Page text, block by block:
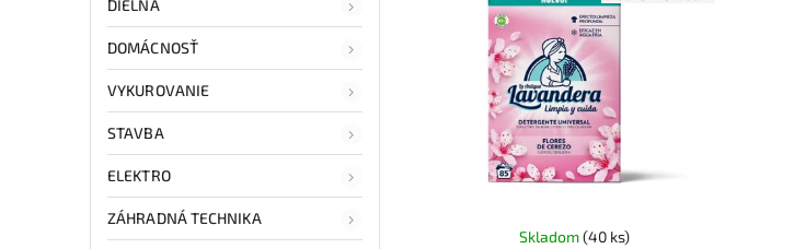
DIELŇA
DOMÁCNOSŤ
VYKUROVANIE
STAVBA
ELEKTRO
ZÁHRADNÁ TECHNIKA
Skladom(40 ks)